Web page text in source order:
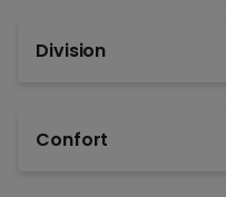
Division
Confort